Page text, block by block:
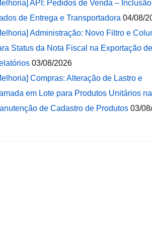
API: Pedidos de Venda –
de Entrega e Transportadora 04/08/
Administração: Novo Filtro e
Status da Nota Fiscal na Exportação de
03/08/2026
Compras: Alteração de Lastro e
em Lote para Produtos Unitários na
de Cadastro de Produtos 03/